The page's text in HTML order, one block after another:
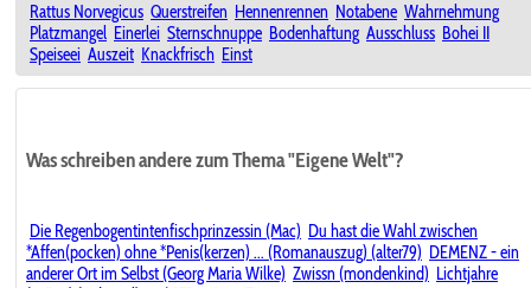
Rattus Norvegicus Querstreifen Hennenrennen Notabene Wahrnehmung
Platzmangel Einerlei Sternschnuppe Bodenhaftung Ausschluss Bohei II
Speiseei Auszeit Knackfrisch Einst
Was schreiben andere zum Thema "Eigene Welt"?
Die Regenbogentintenfischprinzessin (Mac) Du hast die Wahl zwischen
*Affen(pocken) ohne *Penis(kerzen) ... (Romanauszug) (alter79) DEMENZ - ein
anderer Ort im Selbst (Georg Maria Wilke) Zwissn (mondenkind) Lichtjahre